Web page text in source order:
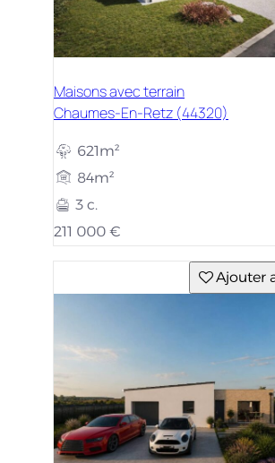
Maisons avec terrain
Chaumes-En-Retz (44320)
621m²
84m²
3 c.
211 000 €
Ajouter